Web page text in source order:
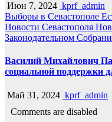
Июн 7, 2024 kprf_admin
Выборы в Севастополе
Новости Севастополя
Законодательном
Василий Михайлович
социальной поддержки
Май 31, 2024 kprf_admin
Comments are disabled